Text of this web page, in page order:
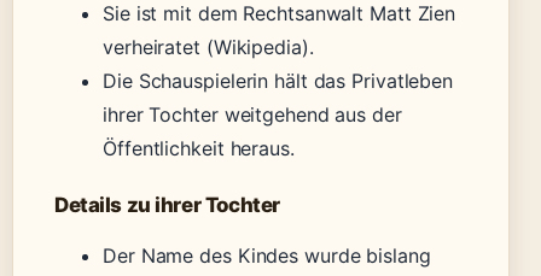
Sie ist mit dem Rechtsanwalt Matt Zien
verheiratet (Wikipedia).
Die Schauspielerin hält das Privatleben
ihrer Tochter weitgehend aus der
Öffentlichkeit heraus.
Details zu ihrer Tochter
Der Name des Kindes wurde bislang